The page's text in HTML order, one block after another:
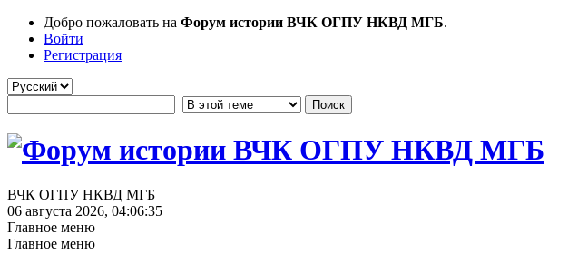
Добро пожаловать на Форум истории ВЧК ОГПУ НКВД МГБ.
Войти
Регистрация
ВЧК ОГПУ НКВД МГБ
06 августа 2026, 04:06:35
Главное меню
Главное меню